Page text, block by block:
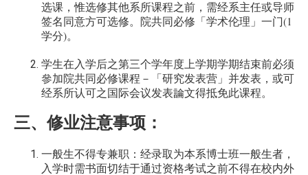
选课，惟选修其他系所课程之前，需经系主任或导师
签名同意方可选修。
院共同必修「学术伦理」一门(1
学分)。
学生在入学后之第三个学年度上学期学期结束前必须
參加院共同必修课程－「研究发表营」并发表，或可
经系所认可之国际会议发表論文得抵免此课程。
三、修业注意事项 ：
一般生不得专兼职：经录取为本系博士班一般生者，
入学时需书面切结于通过资格考试之前不得在校内外